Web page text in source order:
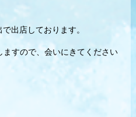
出店しております。
すので、会いにきてください